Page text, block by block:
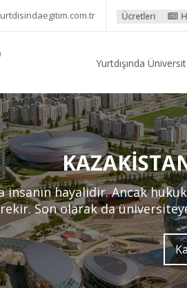
Eğitim Ücretleri Hizmetlerimiz
Yurtdışında
hayalidir. Ancak
Son olarak da